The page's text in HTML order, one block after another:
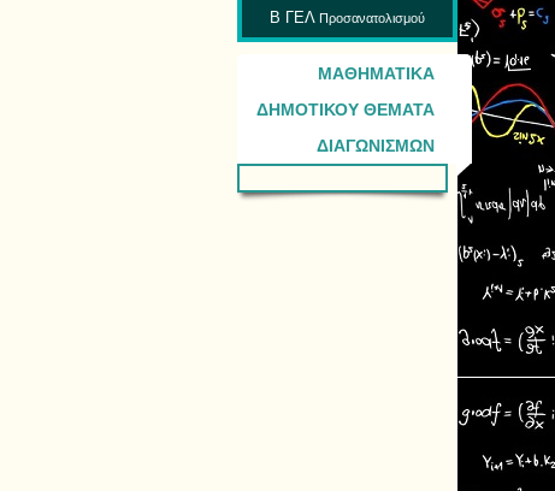
Β ΓΕΛΠροσανατολισμού
ΜΑΘΗΜΑΤΙΚΑ
ΔΗΜΟΤΙΚΟΥ ΘΕΜΑΤΑ
ΔΙΑΓΩΝΙΣΜΩΝ